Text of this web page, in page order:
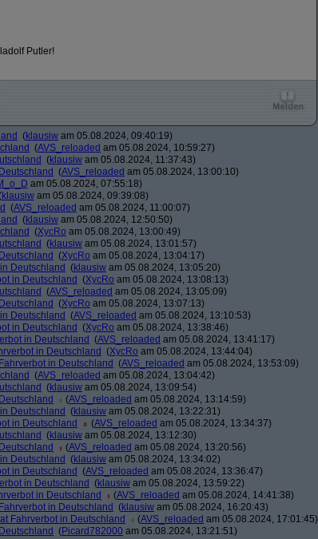
Putler!
(klausiw am 05.08.2024, 09:40:19)
(AVS_reloaded am 05.08.2024, 10:59:27)
(klausiw am 05.08.2024, 11:37:43)
(AVS_reloaded am 05.08.2024, 13:00:10)
am 05.08.2024, 07:55:18)
klausiw am 05.08.2024, 09:39:08)
(AVS_reloaded am 05.08.2024, 11:00:07)
(klausiw am 05.08.2024, 12:50:50)
(XycRo am 05.08.2024, 13:00:49)
(klausiw am 05.08.2024, 13:01:57)
(XycRo am 05.08.2024, 13:04:17)
Deutschland (klausiw am 05.08.2024, 13:05:20)
in Deutschland (XycRo am 05.08.2024, 13:08:13)
(AVS_reloaded am 05.08.2024, 13:05:09)
(XycRo am 05.08.2024, 13:07:13)
Deutschland (AVS_reloaded am 05.08.2024, 13:10:53)
in Deutschland (XycRo am 05.08.2024, 13:38:46)
in Deutschland (AVS_reloaded am 05.08.2024, 13:41:17)
in Deutschland (XycRo am 05.08.2024, 13:44:04)
in Deutschland (AVS_reloaded am 05.08.2024, 13:53:09)
(AVS_reloaded am 05.08.2024, 13:04:42)
(klausiw am 05.08.2024, 13:09:54)
(AVS_reloaded am 05.08.2024, 13:14:59)
Deutschland (klausiw am 05.08.2024, 13:22:31)
in Deutschland
(AVS_reloaded am 05.08.2024, 13:34:37)
(klausiw am 05.08.2024, 13:12:30)
(AVS_reloaded am 05.08.2024, 13:20:56)
Deutschland (klausiw am 05.08.2024, 13:34:02)
in Deutschland (AVS_reloaded am 05.08.2024, 13:36:47)
in Deutschland (klausiw am 05.08.2024, 13:59:22)
in Deutschland
(AVS_reloaded am 05.08.2024, 14:41:38)
in Deutschland (klausiw am 05.08.2024, 16:20:43)
Fahrverbot in Deutschland
(AVS_reloaded am 05.08.2024, 17:01:45)
(Picard782000 am 05.08.2024, 13:21:51)